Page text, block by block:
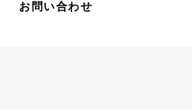
お問い合わせ